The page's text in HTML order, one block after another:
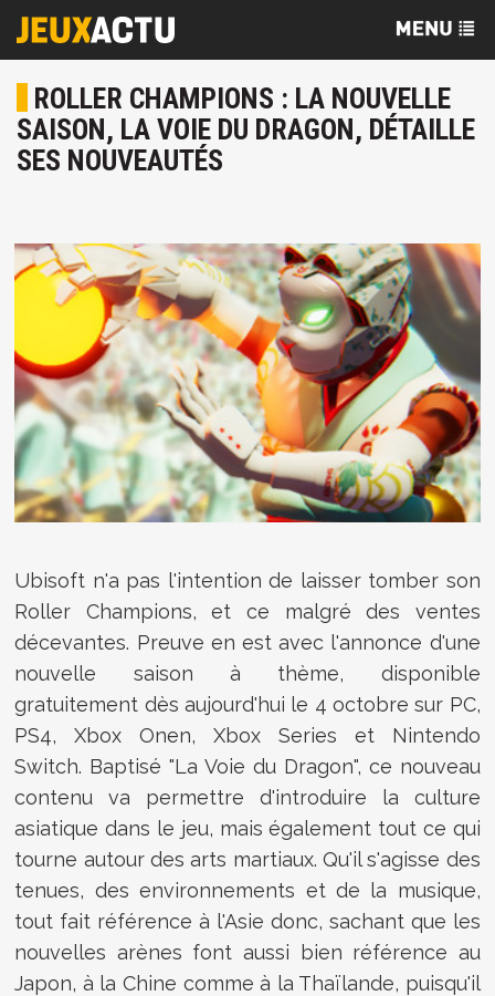
ROLLER CHAMPIONS : LA NOUVELLE
SAISON, LA VOIE DU DRAGON, DÉTAILLE
SES NOUVEAUTÉS
Ubisoft n'a pas l'intention de laisser tomber son
Roller Champions, et ce malgré des ventes
décevantes. Preuve en est avec l'annonce d'une
nouvelle saison à thème, disponible
gratuitement dès aujourd'hui le 4 octobre sur PC,
PS4, Xbox Onen, Xbox Series et Nintendo
Switch. Baptisé "La Voie du Dragon", ce nouveau
contenu va permettre d'introduire la culture
asiatique dans le jeu, mais également tout ce qui
tourne autour des arts martiaux. Qu'il s'agisse des
tenues, des environnements et de la musique,
tout fait référence à l'Asie donc, sachant que les
nouvelles arènes font aussi bien référence au
Japon, à la Chine comme à la Thaïlande, puisqu'il